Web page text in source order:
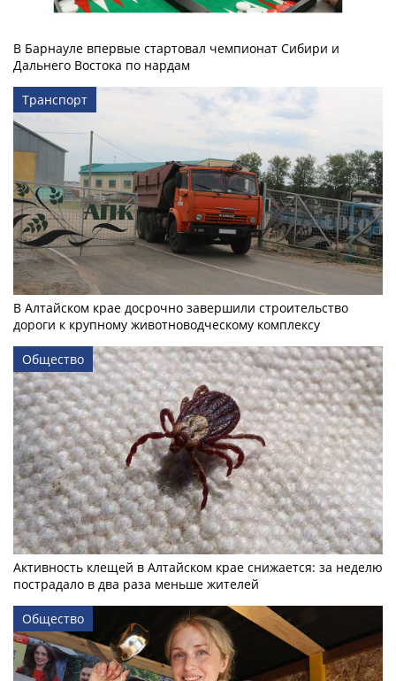
В Барнауле впервые стартовал чемпионат Сибири и
Дальнего Востока по нардам
Транспорт
В Алтайском крае досрочно завершили строительство
дороги к крупному животноводческому комплексу
Общество
Активность клещей в Алтайском крае снижается: за неделю
пострадало в два раза меньше жителей
Общество